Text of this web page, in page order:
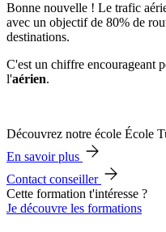
Bonne nouvelle ! Le trafic
avec un objectif de 80% de
destinations.
C'est un chiffre encourageant
l'aérien.
Découvrez notre école École
En savoir plus
Contact conseiller
Cette formation t'intéresse ?
Je découvre les formations